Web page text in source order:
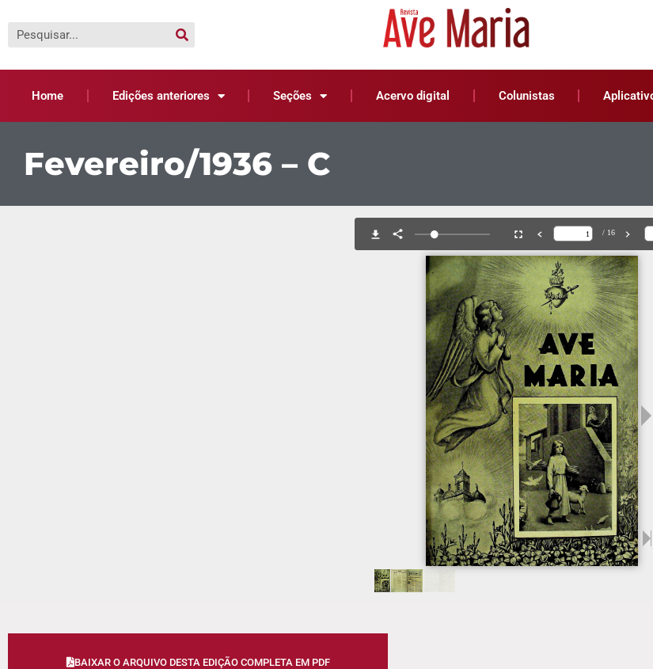
Home Edições anteriores Seções Acervo digital Colunistas
Fevereiro/1936 – C
BAIXAR O ARQUIVO DESTA EDIÇÃO COMPLETA EM PDF